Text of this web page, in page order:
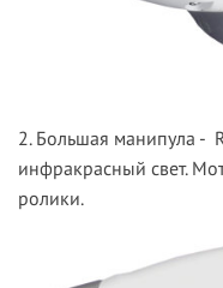
2. Большая манипула -
инфракрасный свет.
ролики.